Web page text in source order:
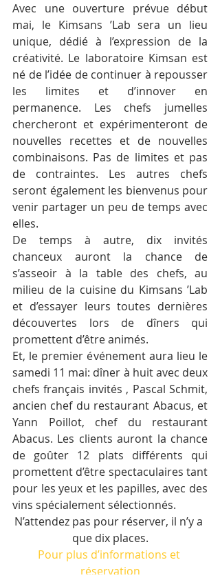
Avec une ouverture prévue début
mai, le Kimsans ’Lab sera un lieu
unique, dédié à l’expression de la
créativité. Le laboratoire Kimsan est
né de l’idée de continuer à repousser
les limites et d’innover en
permanence. Les chefs jumelles
chercheront et expérimenteront de
nouvelles recettes et de nouvelles
combinaisons. Pas de limites et pas
de contraintes. Les autres chefs
seront également les bienvenus pour
venir partager un peu de temps avec
elles.
De temps à autre, dix invités
chanceux auront la chance de
s’asseoir à la table des chefs, au
milieu de la cuisine du Kimsans ’Lab
et d’essayer leurs toutes dernières
découvertes lors de dîners qui
promettent d’être animés.
Et, le premier événement aura lieu le
samedi 11 mai: dîner à huit avec deux
chefs français invités , Pascal Schmit,
ancien chef du restaurant Abacus, et
Yann Poillot, chef du restaurant
Abacus. Les clients auront la chance
de goûter 12 plats différents qui
promettent d’être spectaculaires tant
pour les yeux et les papilles, avec des
vins spécialement sélectionnés.
N’attendez pas pour réserver, il n’y a
que dix places.
Pour plus d’informations et
réservation